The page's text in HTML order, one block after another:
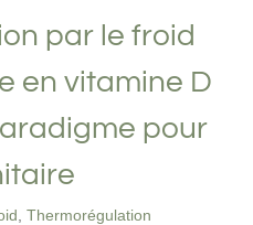
par le froid
en vitamine D
pour
Thermorégulation